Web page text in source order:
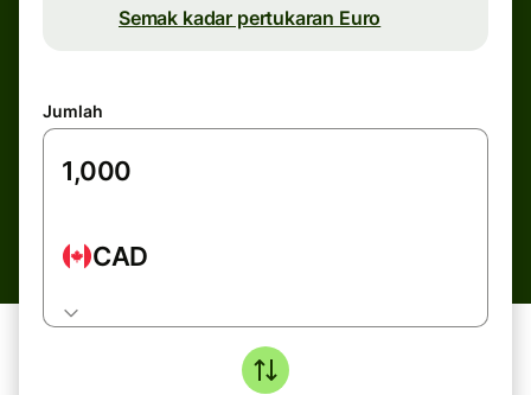
Semak kadar pertukaran Euro
Jumlah
CAD